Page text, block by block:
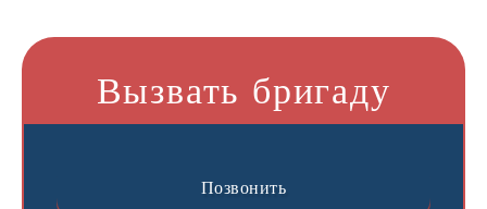
Вызвать бригаду
Позвонить